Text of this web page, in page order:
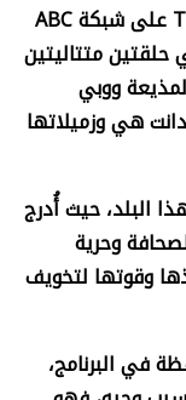
على شبكةABC
حلقتين متتاليتين
ووبي
هي وزميلاتها
البلد، حيث أُدرج
وحرية
وقوتها لتخويف
في البرنامج،